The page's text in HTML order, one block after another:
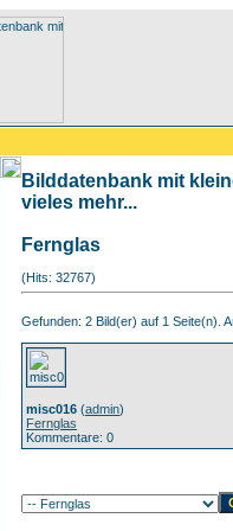
Bilddatenbank mit
vieles mehr...
Fernglas
(Hits: 32767)
Gefunden: 2 Bild(er) auf 1 Seite(n).
misc016 (admin)
Fernglas
Kommentare: 0